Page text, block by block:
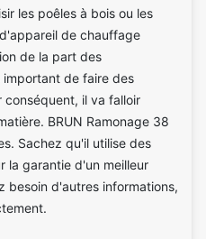
les poêles à bois ou les
de chauffage
de la part des
important de faire des
conséquent, il va falloir
BRUN Ramonage 38
Sachez qu'il utilise des
la garantie d'un meilleur
besoin d'autres informations,